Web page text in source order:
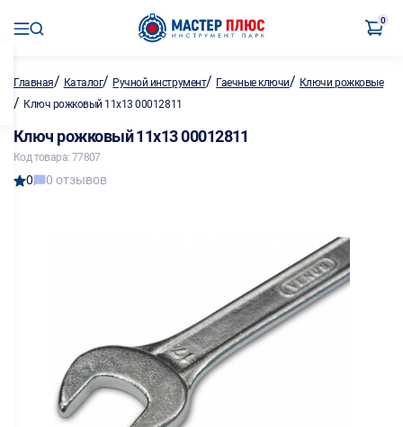
0
Главная/ Каталог/ Ручной инструмент/ Гаечные ключи/ Ключи рожковые
/ Ключ рожковый 11х13 00012811
Ключ рожковый 11х13 00012811
Код товара: 77807
0 0 отзывов